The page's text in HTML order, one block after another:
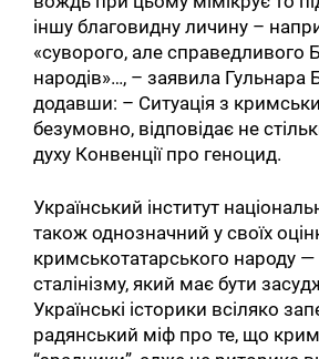
іншу благовидну личину –
«суворого, але справедливого
народів»…, – заявила Гульнара
додавши: – Ситуація з
безумовно, відповідає не
духу Конвенції про геноцид.
Український інститут
також однозначний у своїх
кримськотатарського народу
сталінізму, який має бути
Українські історики всіляко
радянський міф про те, що